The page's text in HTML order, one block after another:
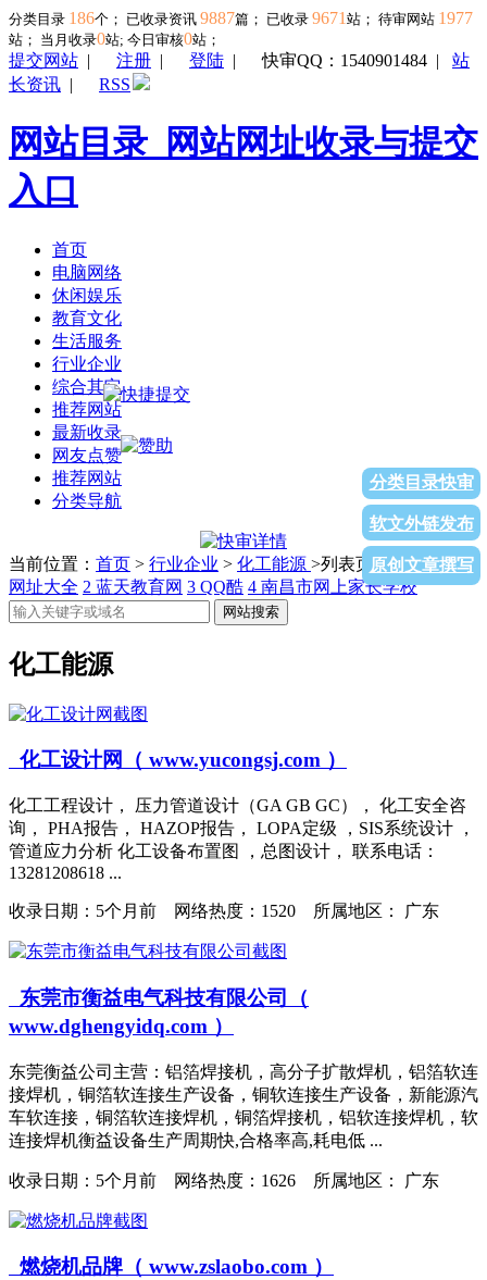
分类目录 186个； 已收录资讯 9887篇； 已收录 9671 站； 待审网站 1977
站； 当月收录0站; 今日审核0站；
提交网站 | 注册 | 登陆 |快审QQ：1540901484 | 站
长资讯 | RSS
网站目录_网站网址收录与提交
入口
首页
电脑网络
休闲娱乐
教育文化
生活服务
行业企业
综合其它
推荐网站
最新收录
网友点赞
推荐网站
分类导航
分类目录快审
软文外链发布
原创文章撰写
当前位置： 首页 > 行业企业 > 化工能源 >列表页面15566精彩
网址大全 2 蓝天教育网 3 QQ酷 4 南昌市网上家长学校
网站搜索
化工能源
化工设计网（ www.yucongsj.com ）
化工工程设计， 压力管道设计（GA GB GC）， 化工安全咨
询， PHA报告， HAZOP报告， LOPA定级 ，SIS系统设计 ，
管道应力分析 化工设备布置图 ，总图设计， 联系电话：
13281208618 ...
收录日期： 5个月前 网络热度：1520 所属地区： 广东
东莞市衡益电气科技有限公司（
www.dghengyidq.com ）
东莞衡益公司主营：铝箔焊接机，高分子扩散焊机，铝箔软连
接焊机，铜箔软连接生产设备，铜软连接生产设备，新能源汽
车软连接，铜箔软连接焊机，铜箔焊接机，铝软连接焊机，软
连接焊机衡益设备生产周期快,合格率高,耗电低 ...
收录日期： 5个月前 网络热度：1626 所属地区： 广东
燃烧机品牌（ www.zslaobo.com ）